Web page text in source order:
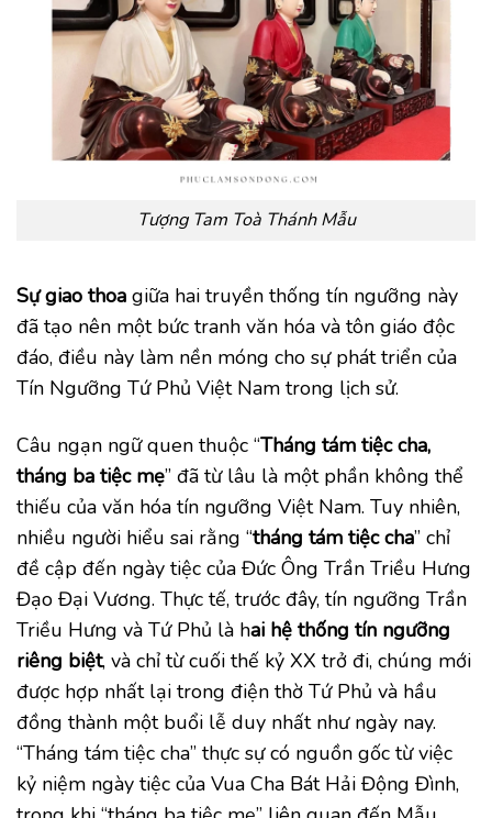
Tượng Tam Toà Thánh Mẫu
Sự giao thoa giữa hai truyền thống tín ngưỡng này
đã tạo nên một bức tranh văn hóa và tôn giáo độc
đáo, điều này làm nền móng cho sự phát triển của
Tín Ngưỡng Tứ Phủ Việt Nam trong lịch sử.
Câu ngạn ngữ quen thuộc “Tháng tám tiệc cha,
tháng ba tiệc mẹ” đã từ lâu là một phần không thể
thiếu của văn hóa tín ngưỡng Việt Nam. Tuy nhiên,
nhiều người hiểu sai rằng “tháng tám tiệc cha” chỉ
đề cập đến ngày tiệc của Đức Ông Trần Triều Hưng
Đạo Đại Vương. Thực tế, trước đây, tín ngưỡng Trần
Triều Hưng và Tứ Phủ là hai hệ thống tín ngưỡng
riêng biệt, và chỉ từ cuối thế kỷ XX trở đi, chúng mới
được hợp nhất lại trong điện thờ Tứ Phủ và hầu
đồng thành một buổi lễ duy nhất như ngày nay.
“Tháng tám tiệc cha” thực sự có nguồn gốc từ việc
kỷ niệm ngày tiệc của Vua Cha Bát Hải Động Đình,